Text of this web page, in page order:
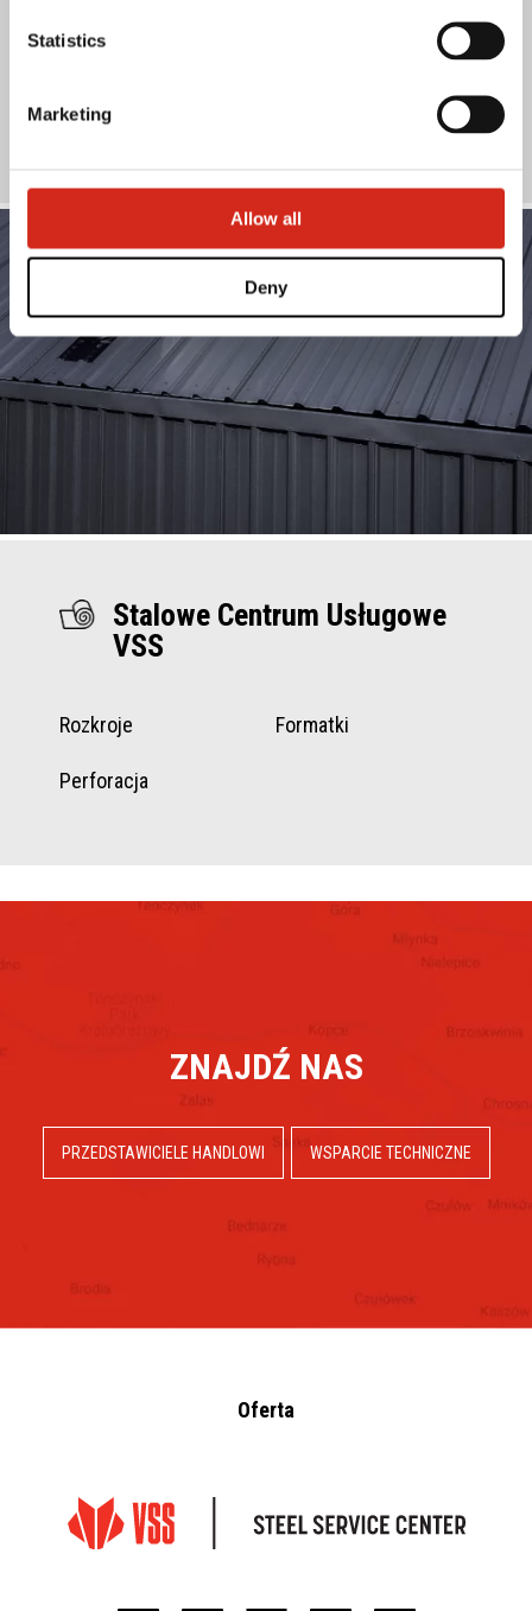
Statistics
Marketing
Allow all
Deny
trapezowe
Stalowe Centrum Usługowe
VSS
Rozkroje Formatki
Perforacja
ZNAJDŹ NAS
PRZEDSTAWICIELE HANDLOWI WSPARCIE TECHNICZNE
Oferta